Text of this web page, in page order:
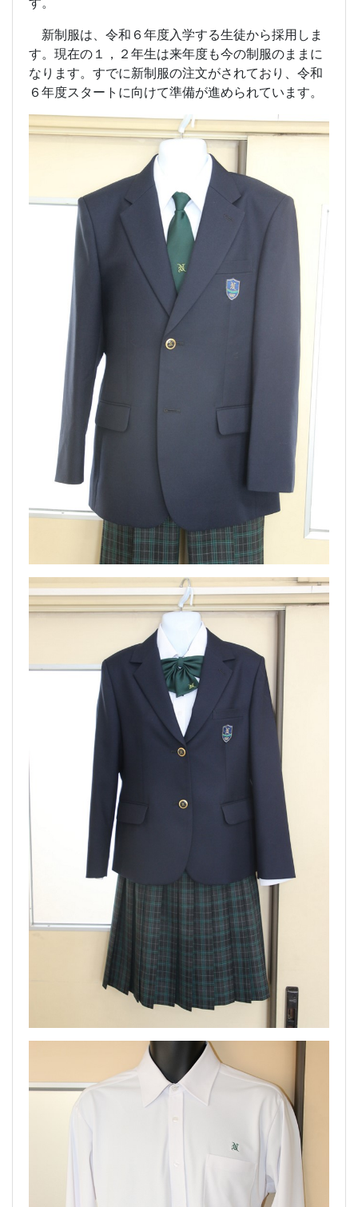
新制服は、令和６年度入学する生徒から採用しま
す。現在の１，２年生は来年度も今の制服のままに
なります。すでに新制服の注文がされており、令和
６年度スタートに向けて準備が進められています。